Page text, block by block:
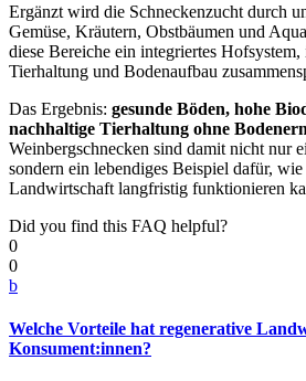
Ergänzt wird die Schneckenzucht durch
Gemüse, Kräutern, Obstbäumen und
diese Bereiche ein integriertes
Tierhaltung und Bodenaufbau
Das Ergebnis: gesunde Böden, hohe
nachhaltige Tierhaltung ohne
Weinbergschnecken sind damit nicht nur
sondern ein lebendiges Beispiel dafür,
Landwirtschaft langfristig funktionieren
Did you find this FAQ helpful?
0
0
b
Welche Vorteile hat regenerative
Konsument:innen?